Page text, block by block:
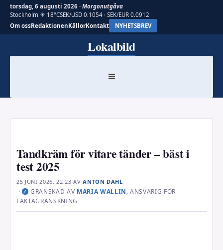
torsdag, 6 augusti 2026 · Morgonutgåva
Stockholm ☀ 18°CSEK/USD 0.1054 · SEK/EUR 0.0912
Om ossRedaktionenKällorKontakt NYHETSBREV
Lokalbild
MENY
Tandkräm för vitare tänder – bäst i
test 2025
25 JUNI 2026, 22:23 AVANTON DAHL
· ✓ GRANSKAD AV MARIA WALLIN, ANSVARIG FÖR
FAKTAGRANSKNING